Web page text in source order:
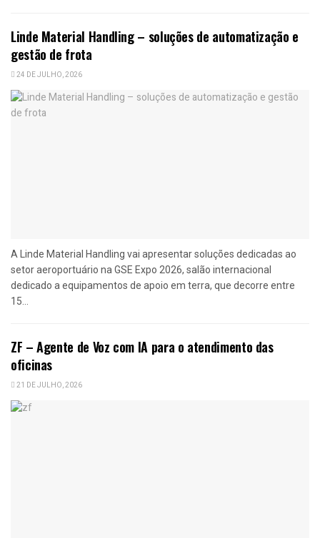
Linde Material Handling – soluções de automatização e
gestão de frota
24 DE JULHO, 2026
A Linde Material Handling vai apresentar soluções dedicadas ao
setor aeroportuário na GSE Expo 2026, salão internacional
dedicado a equipamentos de apoio em terra, que decorre entre
15...
ZF – Agente de Voz com IA para o atendimento das
oficinas
21 DE JULHO, 2026